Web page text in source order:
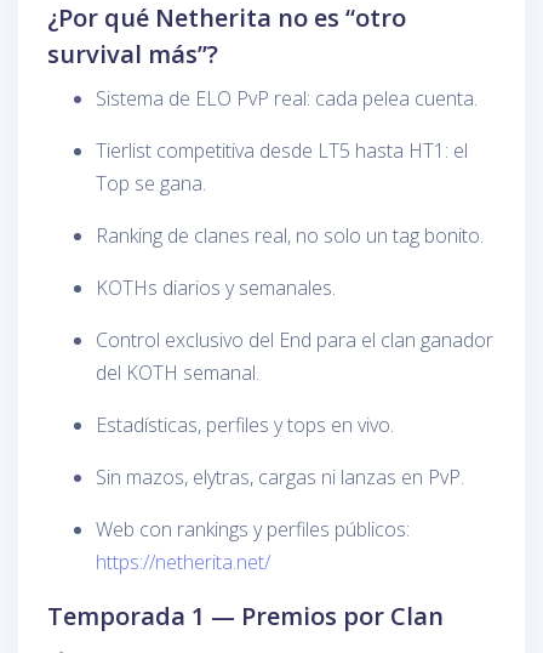
¿Por qué Netherita no es “otro
survival más”?
Sistema de ELO PvP real: cada pelea cuenta.
Tierlist competitiva desde LT5 hasta HT1: el
Top se gana.
Ranking de clanes real, no solo un tag bonito.
KOTHs diarios y semanales.
Control exclusivo del End para el clan ganador
del KOTH semanal.
Estadísticas, perfiles y tops en vivo.
Sin mazos, elytras, cargas ni lanzas en PvP.
Web con rankings y perfiles públicos:
https://netherita.net/
Temporada 1 — Premios por Clan